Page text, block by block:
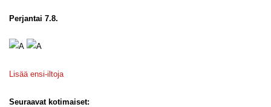
Perjantai 7.8.
Lisää ensi-iltoja
Seuraavat kotimaiset: